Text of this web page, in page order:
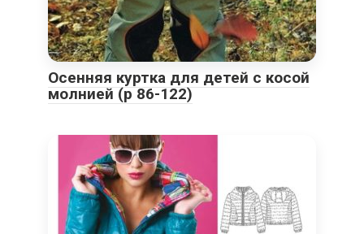
Осенняя куртка для детей с косой
молнией (р 86-122)